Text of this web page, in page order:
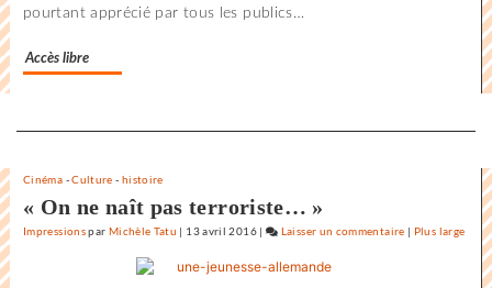
pourtant apprécié par tous les publics…
Accès libre
Separateur
Cinéma -Culture - histoire
« On ne naît pas terroriste… »
Impressionspar Michèle Tatu 13 avril 2016| Laisser un commentaire onPlus large